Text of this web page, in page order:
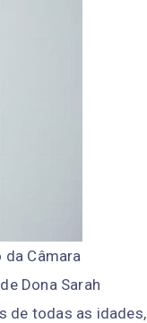
Câmara
Dona Sarah
de todas as idades,